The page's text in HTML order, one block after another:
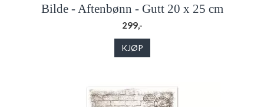
Bilde - Aftenbønn - Gutt 20 x 25 cm
299,-
KJØP